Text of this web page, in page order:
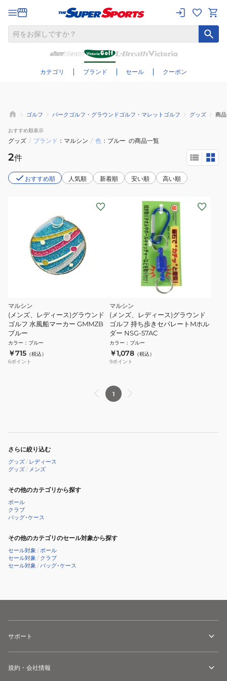
カテゴリ ブランド セール クーポン
さらに絞り込む
ゴルフ パークゴルフ・グラウンドゴルフ・マレットゴルフ グッズ 商
おすすめ順表示
グッズ / ブランド マルシン / 色 ブルー の商品一覧
2件
おすすめ順 人気順 新着順 安い順 高い順
マルシン
(メンズ、レディース)グラウンド
ゴルフ 水風船マーカー GMMZB
ブルー
カラー ： ブルー
￥715 （税込）
6ポイント
マルシン
(メンズ、レディース)グラウンド
ゴルフ 持ち歩きセパレートMホル
ダー NSG-57AC
カラー ： ブルー
￥1,078 （税込）
9ポイント
1
さらに絞り込む
グッズ/ レディース
グッズ/ メンズ
その他のカテゴリから探す
ボール
クラブ
バッグ･ケース
その他のカテゴリのセール対象から探す
セール対象 /ボール
セール対象 / クラブ
セール対象 /バッグ･ケース
サポート
規約・会社情報